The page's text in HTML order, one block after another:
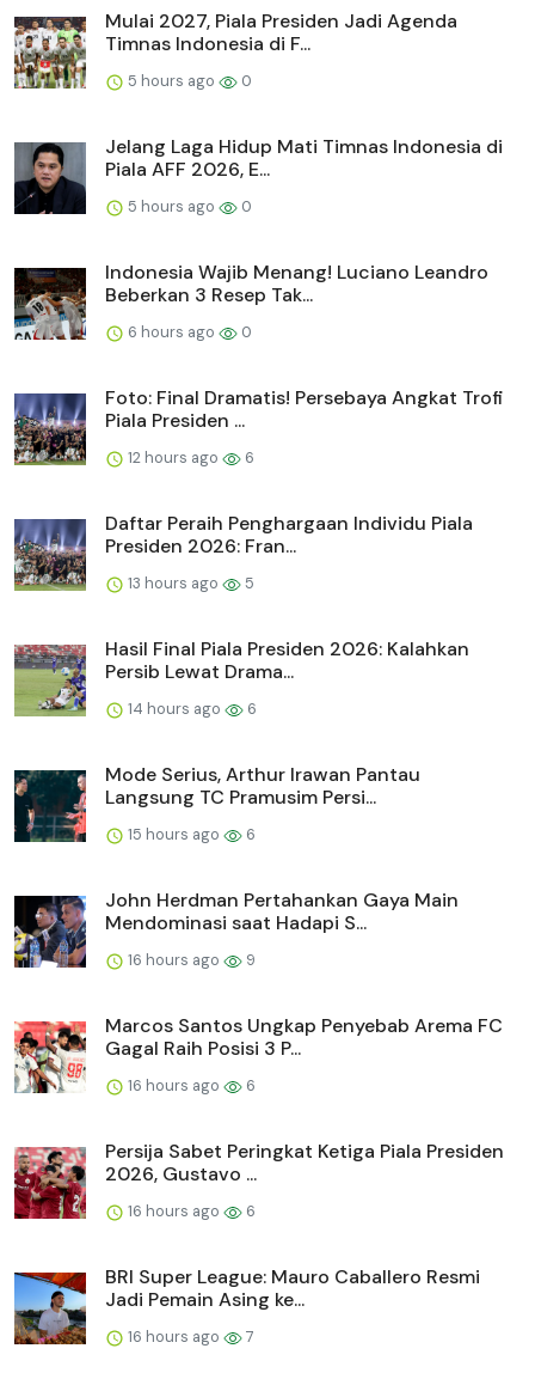
Mulai 2027, Piala Presiden Jadi Agenda
Timnas Indonesia di F...
5 hours ago 0
Jelang Laga Hidup Mati Timnas Indonesia di
Piala AFF 2026, E...
5 hours ago 0
Indonesia Wajib Menang! Luciano Leandro
Beberkan 3 Resep Tak...
6 hours ago 0
Foto: Final Dramatis! Persebaya Angkat Trofi
Piala Presiden ...
12 hours ago 6
Daftar Peraih Penghargaan Individu Piala
Presiden 2026: Fran...
13 hours ago 5
Hasil Final Piala Presiden 2026: Kalahkan
Persib Lewat Drama...
14 hours ago 6
Mode Serius, Arthur Irawan Pantau
Langsung TC Pramusim Persi...
15 hours ago 6
John Herdman Pertahankan Gaya Main
Mendominasi saat Hadapi S...
16 hours ago 9
Marcos Santos Ungkap Penyebab Arema FC
Gagal Raih Posisi 3 P...
16 hours ago 6
Persija Sabet Peringkat Ketiga Piala Presiden
2026, Gustavo ...
16 hours ago 6
BRI Super League: Mauro Caballero Resmi
Jadi Pemain Asing ke...
16 hours ago 7